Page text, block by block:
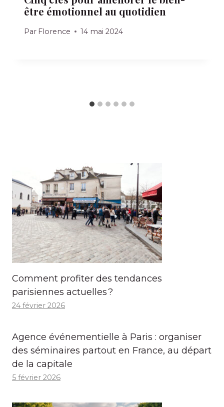
être émotionnel au quotidien
Par Florence 14 mai 2024
Comment profiter des tendances
parisiennes actuelles ?
24 février 2026
Agence événementielle à Paris : organiser
des séminaires partout en France, au départ
de la capitale
5 février 2026